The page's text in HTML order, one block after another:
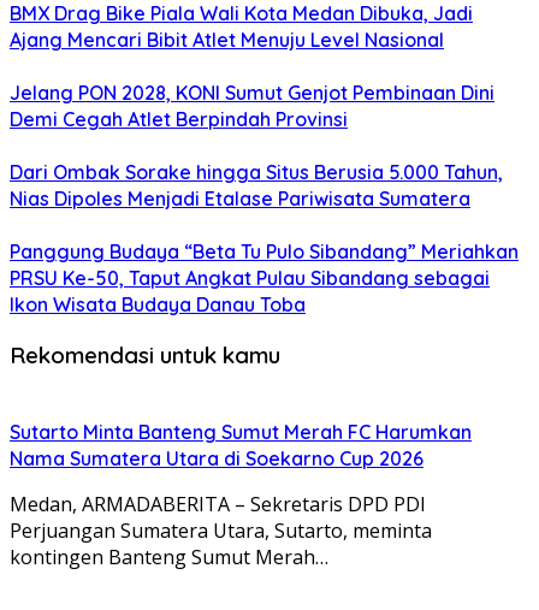
BMX Drag Bike Piala Wali Kota Medan Dibuka, Jadi
Ajang Mencari Bibit Atlet Menuju Level Nasional
Jelang PON 2028, KONI Sumut Genjot Pembinaan Dini
Demi Cegah Atlet Berpindah Provinsi
Dari Ombak Sorake hingga Situs Berusia 5.000 Tahun,
Nias Dipoles Menjadi Etalase Pariwisata Sumatera
Panggung Budaya “Beta Tu Pulo Sibandang” Meriahkan
PRSU Ke-50, Taput Angkat Pulau Sibandang sebagai
Ikon Wisata Budaya Danau Toba
Rekomendasi untuk kamu
Sutarto Minta Banteng Sumut Merah FC Harumkan
Nama Sumatera Utara di Soekarno Cup 2026
Medan, ARMADABERITA – Sekretaris DPD PDI
Perjuangan Sumatera Utara, Sutarto, meminta
kontingen Banteng Sumut Merah…